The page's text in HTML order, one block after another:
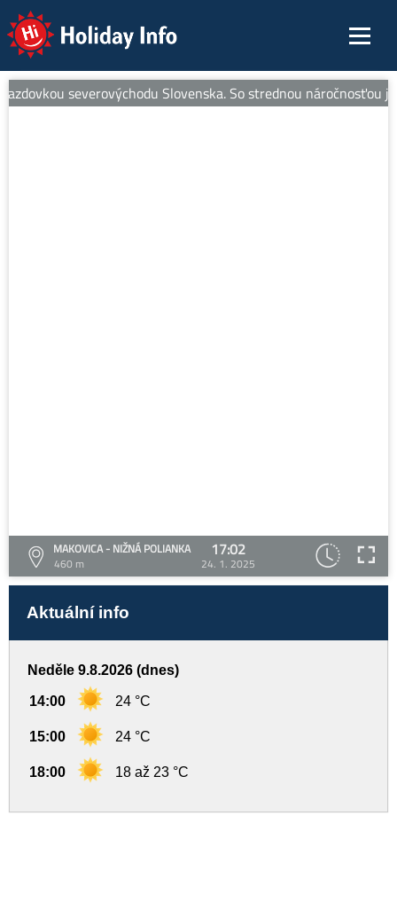
Holiday Info
severovýchodu Slovenska. So strednou náročnosťou
MAKOVICA - NIŽNÁ POLIANKA
460 m
17:02
24. 1. 2025
Aktuální info
Neděle 9.8.2026 (dnes)
14:00 24 °C
15:00 24 °C
18:00 18 až 23 °C